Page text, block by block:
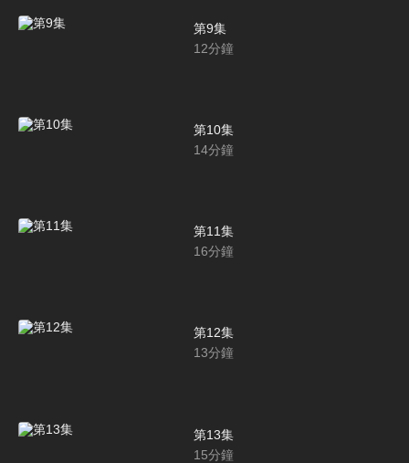
第9集
12分鐘
第10集
14分鐘
第11集
16分鐘
第12集
13分鐘
第13集
15分鐘